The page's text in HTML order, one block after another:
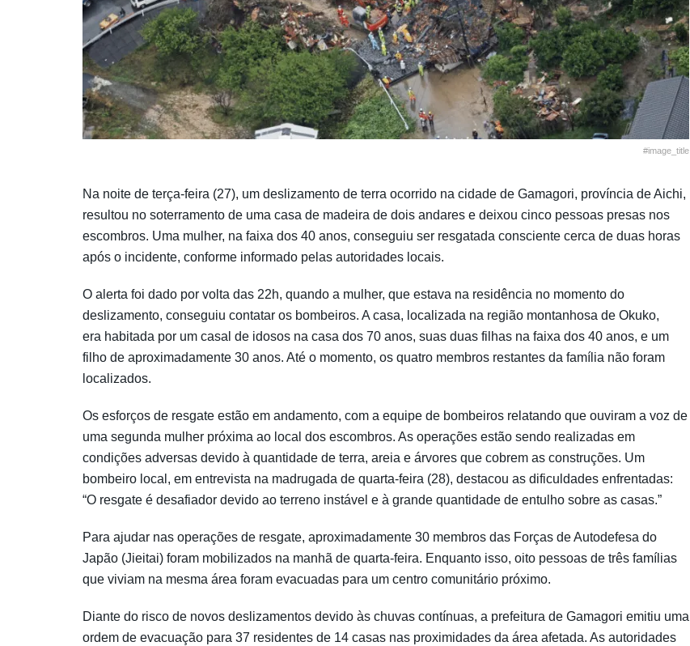
#image_title
Na noite de terça-feira (27), um deslizamento de terra ocorrido na cidade de Gamagori, província de Aichi,
resultou no soterramento de uma casa de madeira de dois andares e deixou cinco pessoas presas nos
escombros. Uma mulher, na faixa dos 40 anos, conseguiu ser resgatada consciente cerca de duas horas
após o incidente, conforme informado pelas autoridades locais.
O alerta foi dado por volta das 22h, quando a mulher, que estava na residência no momento do
deslizamento, conseguiu contatar os bombeiros. A casa, localizada na região montanhosa de Okuko,
era habitada por um casal de idosos na casa dos 70 anos, suas duas filhas na faixa dos 40 anos, e um
filho de aproximadamente 30 anos. Até o momento, os quatro membros restantes da família não foram
localizados.
Os esforços de resgate estão em andamento, com a equipe de bombeiros relatando que ouviram a voz de
uma segunda mulher próxima ao local dos escombros. As operações estão sendo realizadas em
condições adversas devido à quantidade de terra, areia e árvores que cobrem as construções. Um
bombeiro local, em entrevista na madrugada de quarta-feira (28), destacou as dificuldades enfrentadas:
“O resgate é desafiador devido ao terreno instável e à grande quantidade de entulho sobre as casas.”
Para ajudar nas operações de resgate, aproximadamente 30 membros das Forças de Autodefesa do
Japão (Jieitai) foram mobilizados na manhã de quarta-feira. Enquanto isso, oito pessoas de três famílias
que viviam na mesma área foram evacuadas para um centro comunitário próximo.
Diante do risco de novos deslizamentos devido às chuvas contínuas, a prefeitura de Gamagori emitiu uma
ordem de evacuação para 37 residentes de 14 casas nas proximidades da área afetada. As autoridades